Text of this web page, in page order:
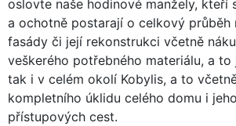
oslovte naše hodinové manžely, kteří
a ochotně postarají o celkový průběh
fasády či její rekonstrukci včetně
veškerého potřebného materiálu, a to
tak i v celém okolí Kobylis, a to
kompletního úklidu celého domu i
přístupových cest.